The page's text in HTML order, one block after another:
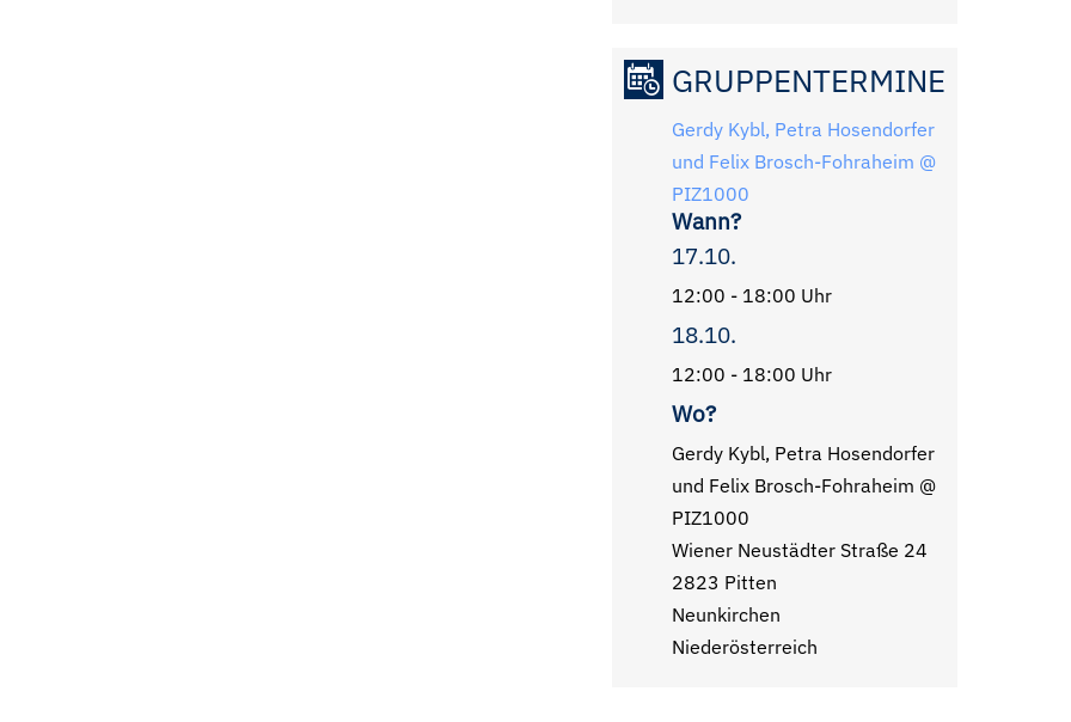
GRUPPENTERMINE
Gerdy Kybl, Petra Hosendorfer
und Felix Brosch-Fohraheim @
PIZ1000
Wann?
17.10.
12:00 - 18:00 Uhr
18.10.
12:00 - 18:00 Uhr
Wo?
Gerdy Kybl, Petra Hosendorfer
und Felix Brosch-Fohraheim @
PIZ1000
Wiener Neustädter Straße 24
2823 Pitten
Neunkirchen
Niederösterreich